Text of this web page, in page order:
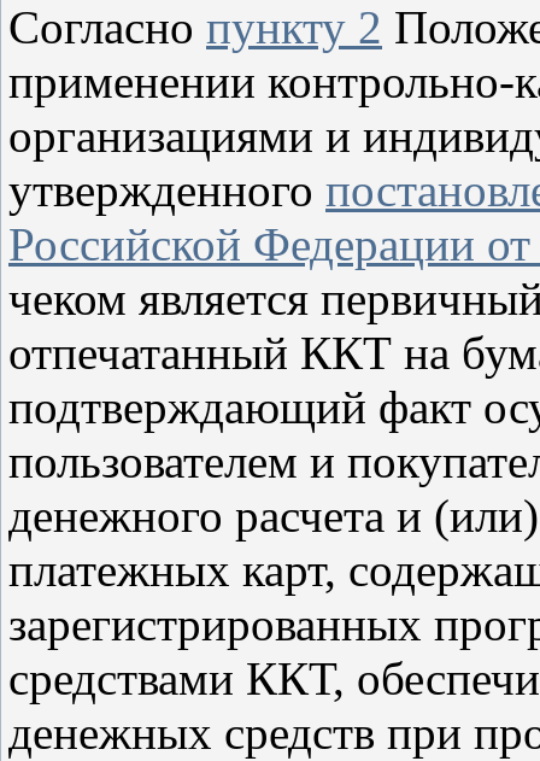
Согласно пункту 2
применении контрольно-
организациями и
утвержденного
Российской Федерации
чеком является
отпечатанный ККТ на
подтверждающий факт
пользователем и
денежного расчета и
платежных карт,
зарегистрированных
средствами ККТ,
денежных средств при